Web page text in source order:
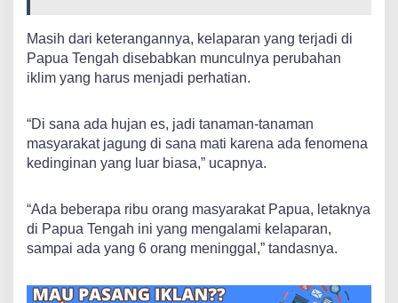
Masih dari keterangannya, kelaparan yang terjadi di
Papua Tengah disebabkan munculnya perubahan
iklim yang harus menjadi perhatian.
“Di sana ada hujan es, jadi tanaman-tanaman
masyarakat jagung di sana mati karena ada fenomena
kedinginan yang luar biasa,” ucapnya.
“Ada beberapa ribu orang masyarakat Papua, letaknya
di Papua Tengah ini yang mengalami kelaparan,
sampai ada yang 6 orang meninggal,” tandasnya.